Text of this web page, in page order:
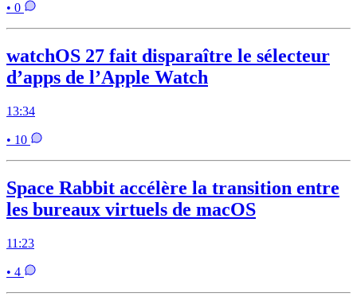
• 0
watchOS 27 fait disparaître le sélecteur
d’apps de l’Apple Watch
13:34
• 10
Space Rabbit accélère la transition entre
les bureaux virtuels de macOS
11:23
• 4